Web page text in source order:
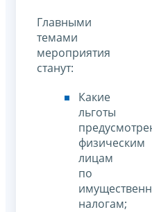
Главными
темами
мероприятия
станут:
Какие
льготы
физическим
лицам
по
налогам;